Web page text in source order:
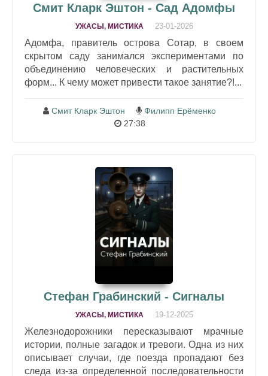
Смит Кларк Эштон - Сад Адомфы
УЖАСЫ, МИСТИКА 23-01-2026
Адомфа, правитель острова Сотар, в своем
скрытом саду занимался экспериментами по
объединению человеческих и растительных
форм... К чему может привести такое занятие?!...
Смит Кларк Эштон
Филипп Ерёменко
27:38
Стефан Грабинский - Сигналы
УЖАСЫ, МИСТИКА 19-12-2025
Железнодорожники пересказывают мрачные
истории, полные загадок и тревоги. Одна из них
описывает случаи, где поезда пропадают без
следа из-за определенной последовательности